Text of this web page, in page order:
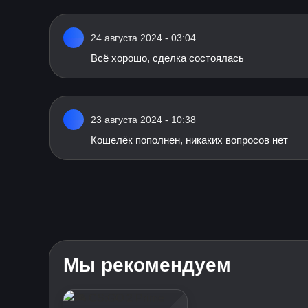
24 августа 2024 - 03:04
Всё хорошо, сделка состоялась
23 августа 2024 - 10:38
Кошелёк пополнен, никаких вопросов нет
Мы рекомендуем